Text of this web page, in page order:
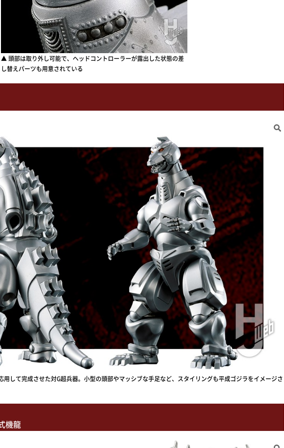
▲ 頭部は取り外し可能で、ヘッドコントローラーが露出した状態の差
し替えパーツも用意されている
して完成させた対G超兵器。小型の頭部やマッシブな手足など、スタイリングも平成ゴジラをイメージさ
機龍